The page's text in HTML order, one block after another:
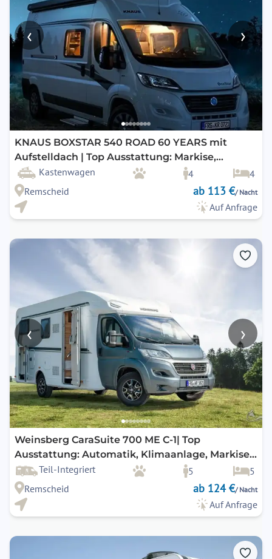
‹ ›
KNAUS BOXSTAR 540 ROAD 60 YEARS mit
Aufstelldach | Top Ausstattung: Markise,
Navigation, Rückfahrkamera, uvm.
Kastenwagen 4
4
Remscheid
ab 113 €/ Nacht
Auf Anfrage
‹ ›
Weinsberg CaraSuite 700 ME C-1| Top
Ausstattung: Automatik, Klimaanlage, Markise,
Navigation, Rückfahrkamera, uvm.
Teil-Integriert 5
5
Remscheid
ab 124 €/ Nacht
Auf Anfrage